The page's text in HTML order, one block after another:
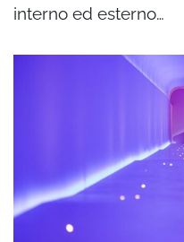
interno ed esterno…